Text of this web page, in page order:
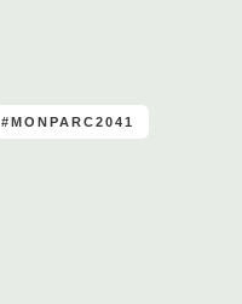
#MONPARC2041